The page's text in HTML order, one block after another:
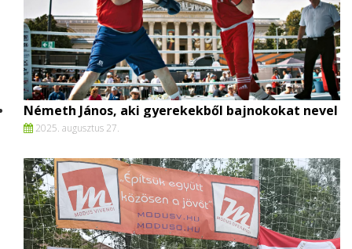
Németh János, aki gyerekekből bajnokokat nevel
2025. augusztus 27.